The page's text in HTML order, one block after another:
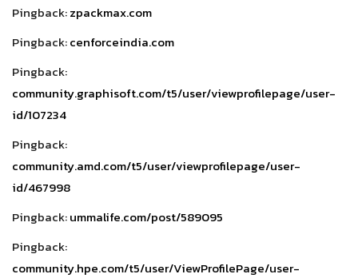
Pingback:zpackmax.com
Pingback:cenforceindia.com
Pingback:
community.graphisoft.com/t5/user/viewprofilepage/user-
id/107234
Pingback:
community.amd.com/t5/user/viewprofilepage/user-
id/467998
Pingback:ummalife.com/post/589095
Pingback:
community.hpe.com/t5/user/ViewProfilePage/user-